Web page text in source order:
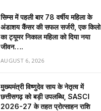
सिम्स में पहली बार 78 वर्षीय महिला के
अंडाशय कैंसर की सफल सर्जरी, एक किलो
का ट्यूमर निकाल महिला को दिया नया
जीवन….
AUGUST 6, 2026
मुख्यमंत्री विष्णुदेव साय के नेतृत्व में
छत्तीसगढ़ को बड़ी उपलब्धि, SASCI
2026-27 के तहत प्रोत्साहन राशि